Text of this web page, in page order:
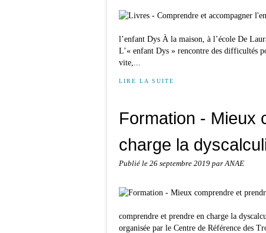
l’enfant Dys À la maison, à l’école De
L’« enfant Dys » rencontre des difficultés
vite,...
LIRE LA SUITE
Formation - Mieux
charge la
Publié le 26 septembre 2019 par ANAE
comprendre et prendre en charge la
organisée par le Centre de Référence des